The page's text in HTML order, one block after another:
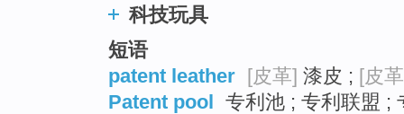
科技玩具
短语
patent leather [皮革] 漆皮 ; [皮
Patent pool 专利池 ; 专利联盟 ;